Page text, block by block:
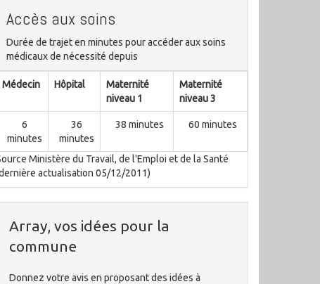
Accès aux soins
Durée de trajet en minutes pour accéder aux soins
médicaux de nécessité depuis
Médecin Hôpital
Maternité
niveau 1
Maternité
niveau 3
6
minutes
36
minutes
38 minutes 60 minutes
Ministère du Travail, de l'Emploi et de la Santé
actualisation 05/12/2011)
Array, vos idées pour la
commune
Donnez votre avis en proposant des idées à